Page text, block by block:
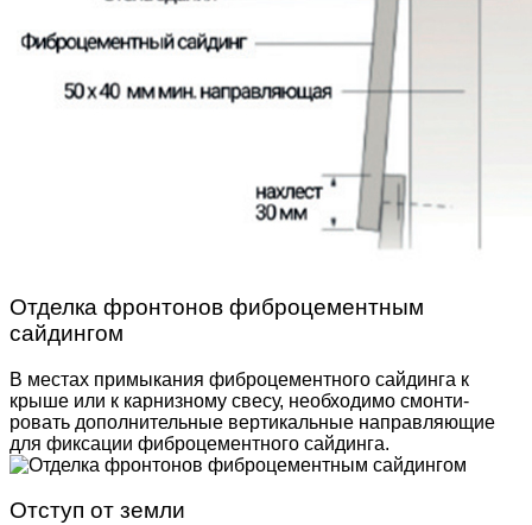
Отделка фронтонов фиброцементным
сайдингом
В местах примыкания фиброцементного сайдинга к
крыше или к карнизному свесу, необходимо смонти­
ровать дополнительные вертикальные направляю­щие
для фиксации фиброцементного сайдинга.
Отступ от земли